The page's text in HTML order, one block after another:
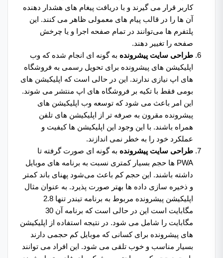
کاربر قرار می گیرند و با دریافت پیغام های هشدار دهنده
آن ها را در قالب پیام های معمولی ظاهر می کنند. این
پلتفرم ‌ها می‌توانند در تمام صفحه اجرا و یا چرخش
صفحه را تغییر دهند.
طراحی سایت پیشرونده به گونه ‌ای انجام شده که وب
اپلیکیشن های پیشرونده برای تحویل رسمی به فروشگاه
های اپ نیازی ندارند. این در حالی است که اپلیکیشن های
بومی فقط با تکیه بر فروشگاه های اپ منتشر می شوند.
این امر باعث می شود که توسعه وب اپلیکیشن های
پیشرونده مقرون به صرفه تر از اپلیکیشن های تلفن
همراه باشند. با این وجود این اپلیکیشن ها کیفیت و
عملکرد خود را به خطر نمی اندازند.
طراحی سایت پیشرونده به گونه ای صورت گرفته تا
PWA ها حجم بسیار کمتری نسبت به برنامه های موبایل
داشته باشند. این حجم کم باعث می‌شود پهنای باند کمتر
و ذخیره سازی داده ها بهتر صورت پذیرد. به عنوان مثال
اپلیکیشن پیشرونده مربوط به برنامه تیندر تنها 2.8
مگابایت است این در حالی است که برنامه آن 30
مگابایت را شامل می شود. در نتیجه استفاده از اپلیکیشن
های پیشرونده برای کسانی که موبایل کم حجمی دارند
بسیار مناسب و خوب تلقی می شود. این افراد می توانند